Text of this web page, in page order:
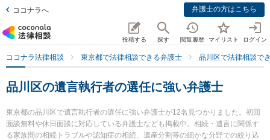
ココナラへ 弁護士の方はこちら
投稿する 探す 閲覧履歴 マイリスト ログイン
ココナラ法律相談 東京都で法律相談できる弁護士 品川区で法律相談で
品川区の遺言執行者の選任に強い弁護士
東京都の品川区で遺言執行者の選任に強い弁護士が12名見つかりました。初回
面談無料や休日面談に対応している弁護士なども掲載中。相続・遺言に関係す
る家族間の相続トラブルや認知症の相続、遺産分割等の細かな分野での絞り込